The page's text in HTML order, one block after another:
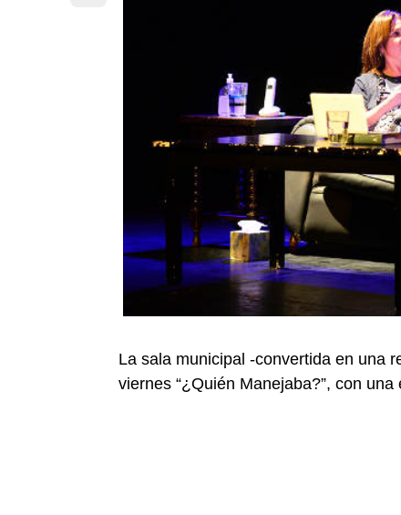
La sala municipal -convertida en una
viernes “¿Quién Manejaba?”, con